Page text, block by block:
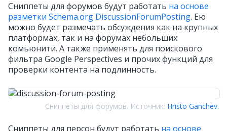
Сниппеты для форумов будут работать на основе
разметки Schema.org DiscussionForumPosting. Ею
можно будет размечать обсуждения как на крупных
платформах, так и на форумах небольших
комьюнити. А также применять для поискового
фильтра Google Perspectives и прочих функций для
проверки контента на подлинность.
Сниппеты для форумов. Источник: Hristo Ganchev.
Сниппеты для персон будут работать на основе